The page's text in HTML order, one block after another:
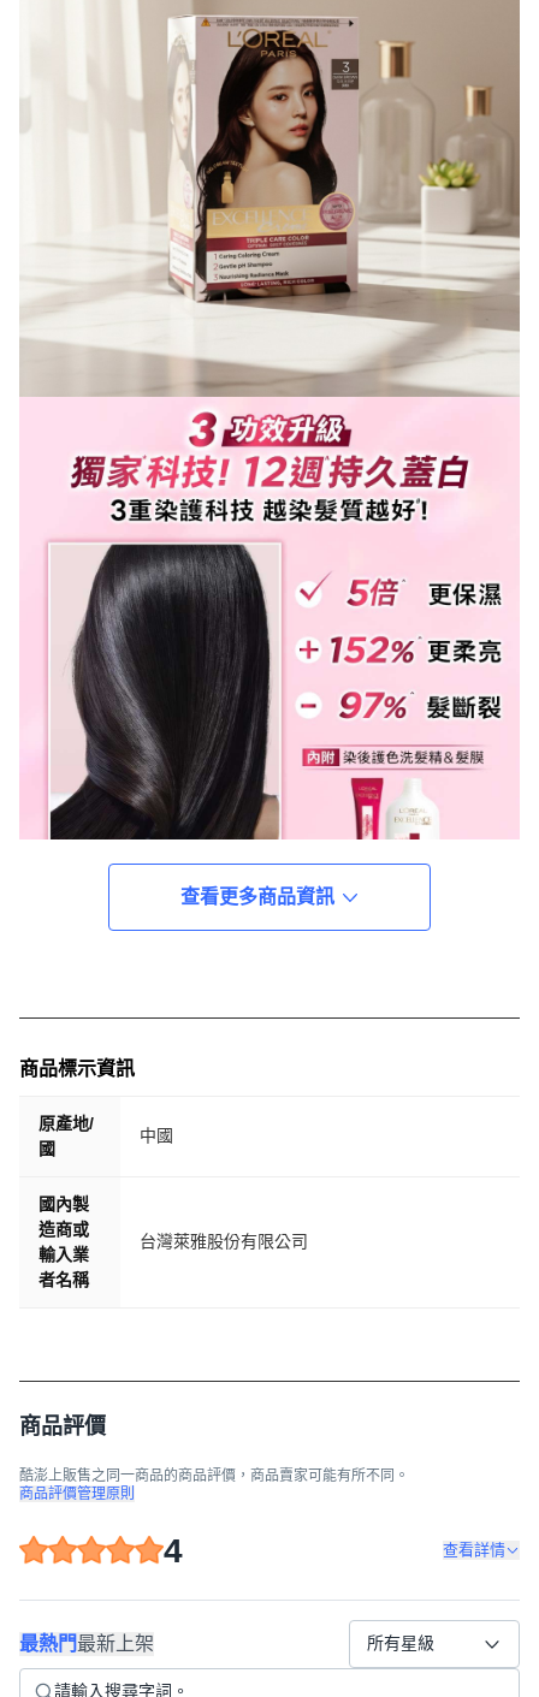
查看更多商品資訊
商品標示資訊
原產地/
國
中國
國內製
造商或
輸入業
者名稱
台灣萊雅股份有限公司
商品評價
酷澎上販售之同一商品的商品評價，商品賣家可能有所不同。
商品評價管理原則
4 查看詳情
最熱門最新上架 所有星級